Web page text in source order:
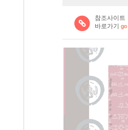
참조사이트
바로가기
go